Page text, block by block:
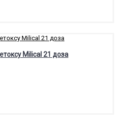
Milical 21 доза